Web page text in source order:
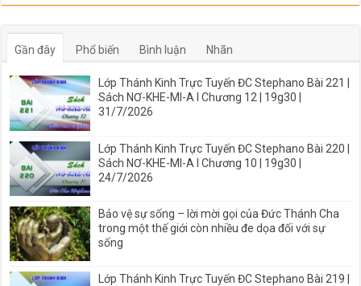
Gần đây Phổ biến Bình luận Nhãn
Lớp Thánh Kinh Trực Tuyến ĐC Stephano Bài 221 |
Sách NƠ-KHE-MI-A I Chương 12 | 19g30 |
31/7/2026
Lớp Thánh Kinh Trực Tuyến ĐC Stephano Bài 220 |
Sách NƠ-KHE-MI-A I Chương 10 | 19g30 |
24/7/2026
Bảo vệ sự sống – lời mời gọi của Đức Thánh Cha
trong một thế giới còn nhiều đe dọa đối với sự
sống
Lớp Thánh Kinh Trực Tuyến ĐC Stephano Bài 219 |